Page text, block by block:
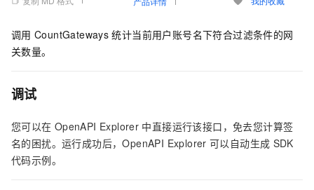
调用 CountGateways 统计当前用户账号名下符合过滤条件的网
关数量。
调试
您可以在 OpenAPI Explorer 中直接运行该接口，免去您计算签
名的困扰。运行成功后，OpenAPI Explorer 可以自动生成 SDK
代码示例。